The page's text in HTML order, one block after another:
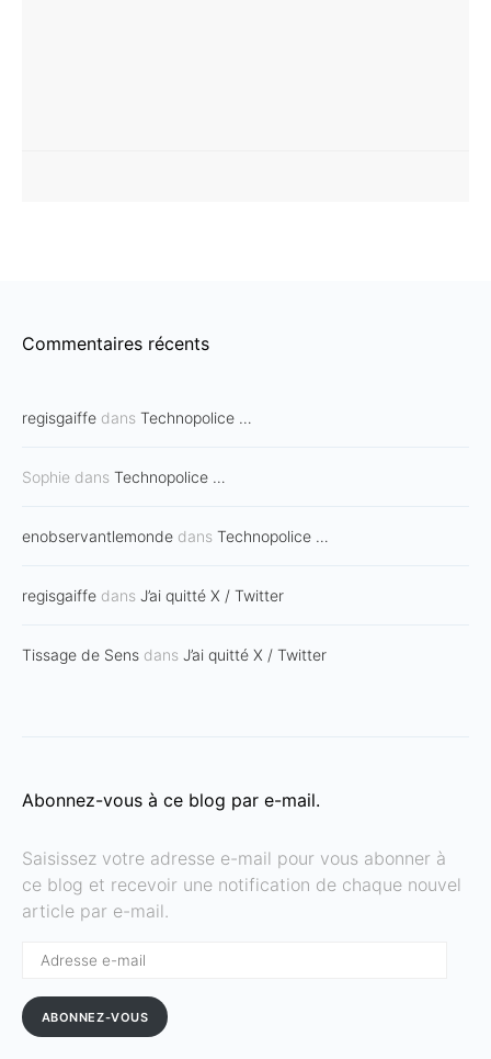
Commentaires récents
regisgaiffe dans Technopolice …
Sophie dans Technopolice …
enobservantlemonde dans Technopolice …
regisgaiffe dans J’ai quitté X / Twitter
Tissage de Sens dans J’ai quitté X / Twitter
Abonnez-vous à ce blog par e-mail.
Saisissez votre adresse e-mail pour vous abonner à
ce blog et recevoir une notification de chaque nouvel
article par e-mail.
Adresse
mail
ABONNEZ-VOUS